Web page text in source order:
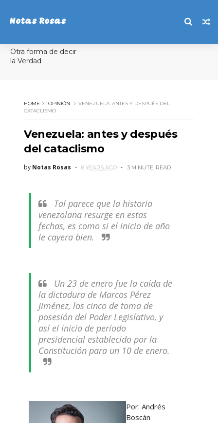
Notas Rosas
Otra forma de decir
la Verdad
HOME OPINIÓN
VENEZUELA: ANTES Y DESPUÉS DEL
CATACLISMO
Venezuela: antes y después
del cataclismo
by Notas Rosas 8 YEARS AGO 3 MINUTE READ
Tal parece que la historia
venezolana resurge en estas
fechas, es como si el inicio de año
le cayera bien.
Un 23 de enero fue la caída de
la dictadura de Marcos Pérez
Jiménez, los cinco de toma de
posesión del Poder Legislativo, y
así el inicio de período
presidencial establecido por la
Constitución para un 10 de enero.
Por: Andrés
Boscán